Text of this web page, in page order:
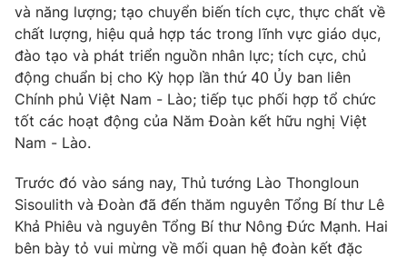
VTV Sức khoẻ Bất động sản
Thị trường 24h Tấm lòng Việt
VTV4 Vươn mình bằng AI
VTV9 VTV8
Liên hệ tòa soạn English
và năng lượng; tạo chuyển biến tích cực, thực chất về
chất lượng, hiệu quả hợp tác trong lĩnh vực giáo dục,
đào tạo và phát triển nguồn nhân lực; tích cực, chủ
động chuẩn bị cho Kỳ họp lần thứ 40 Ủy ban liên
Chính phủ Việt Nam - Lào; tiếp tục phối hợp tổ chức
tốt các hoạt động của Năm Đoàn kết hữu nghị Việt
Nam - Lào.
Trước đó vào sáng nay, Thủ tướng Lào Thongloun
Sisoulith và Đoàn đã đến thăm nguyên Tổng Bí thư Lê
Khả Phiêu và nguyên Tổng Bí thư Nông Đức Mạnh. Hai
bên bày tỏ vui mừng về mối quan hệ đoàn kết đặc